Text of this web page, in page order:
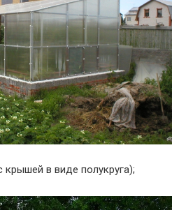
в виде полукруга);